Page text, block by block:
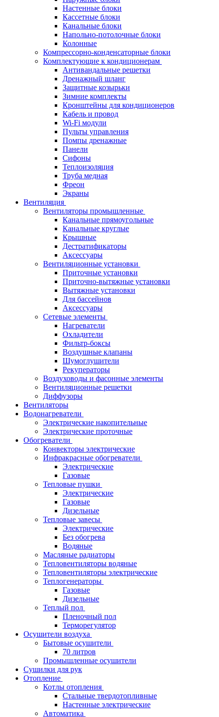
Настенные блоки
Кассетные блоки
Канальные блоки
Напольно-потолочные блоки
Колонные
Компрессорно-конденсаторные блоки
Комплектующие к кондиционерам
Антивандальные решетки
Дренажный шланг
Защитные козырьки
Зимние комплекты
Кронштейны для кондиционеров
Кабель и провод
Wi-Fi модули
Пульты управления
Помпы дренажные
Панели
Сифоны
Теплоизоляция
Труба медная
Фреон
Экраны
Вентиляция
Вентиляторы промышленные
Канальные прямоугольные
Канальные круглые
Крышные
Дестратификаторы
Аксессуары
Вентиляционные установки
Приточные установки
Приточно-вытяжные установки
Вытяжные установки
Для бассейнов
Аксессуары
Сетевые элементы
Нагреватели
Охладители
Фильтр-боксы
Воздушные клапаны
Шумоглушители
Рекуператоры
Воздуховоды и фасонные элементы
Вентиляционные решетки
Диффузоры
Вентиляторы
Водонагреватели
Электрические накопительные
Электрические проточные
Обогреватели
Конвекторы электрические
Инфракрасные обогреватели
Электрические
Газовые
Тепловые пушки
Электрические
Газовые
Дизельные
Тепловые завесы
Электрические
Без обогрева
Водяные
Масляные радиаторы
Тепловентиляторы водяные
Тепловентиляторы электрические
Теплогенераторы
Газовые
Дизельные
Теплый пол
Пленочный пол
Терморегулятор
Осушители воздуха
Бытовые осушители
70 литров
Промышленные осушители
Сушилки для рук
Отопление
Котлы отопления
Стальные твердотопливные
Настенные электрические
Автоматика